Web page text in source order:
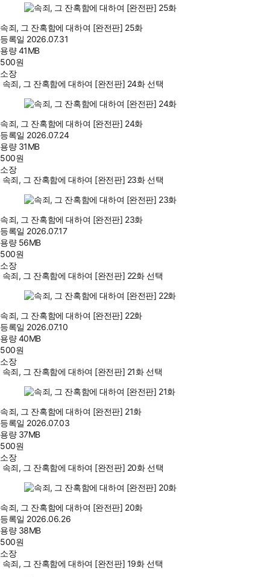
속죄, 그 잔혹함에 대하여 [완전판] 25화
등록일 2026.07.31
용량41MB
500원
소장
속죄, 그 잔혹함에 대하여 [완전판] 24화 선택
속죄, 그 잔혹함에 대하여 [완전판] 24화
등록일 2026.07.24
용량 31MB
500원
소장
속죄, 그 잔혹함에 대하여 [완전판] 23화 선택
속죄, 그 잔혹함에 대하여 [완전판] 23화
등록일 2026.07.17
용량 56MB
500원
소장
속죄, 그 잔혹함에 대하여 [완전판] 22화 선택
속죄, 그 잔혹함에 대하여 [완전판] 22화
등록일 2026.07.10
용량40MB
500원
소장
속죄, 그 잔혹함에 대하여 [완전판] 21화 선택
속죄, 그 잔혹함에 대하여 [완전판] 21화
등록일 2026.07.03
용량 37MB
500원
소장
속죄, 그 잔혹함에 대하여 [완전판] 20화 선택
속죄, 그 잔혹함에 대하여 [완전판] 20화
등록일 2026.06.26
용량 38MB
500원
소장
속죄, 그 잔혹함에 대하여 [완전판] 19화 선택